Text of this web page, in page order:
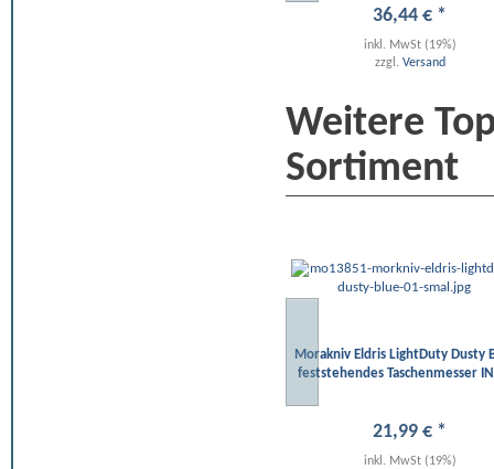
36,44 € *
inkl. MwSt (19%)
zzgl. Versand
Weitere
Sortiment
Morakniv Eldris LightDuty Dusty
feststehendes Taschenmesser
21,99 € *
inkl. MwSt (19%)